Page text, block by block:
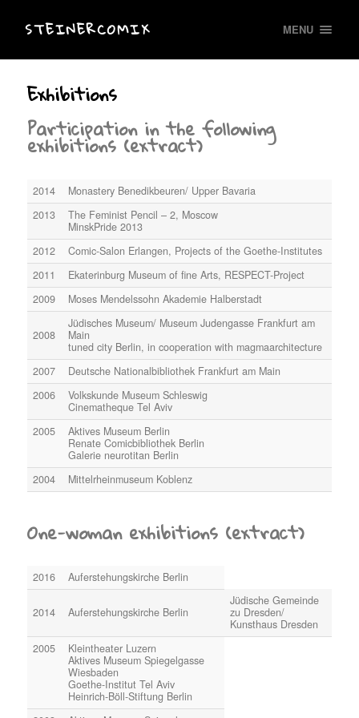
STEINERCOMIX MENU
Exhibitions
Participation in the following
exhibitions (extract)
2014
Monastery Benedikbeuren/ Upper Bavaria
2013
The Feminist Pencil – 2, Moscow
MinskPride 2013
2012
Comic-Salon Erlangen, Projects of the Goethe-Institutes
2011
Ekaterinburg Museum of fine Arts, RESPECT-Project
2009
Moses Mendelssohn Akademie Halberstadt
2008
Jüdisches Museum/ Museum Judengasse Frankfurt am
Main
tuned city Berlin, in cooperation with magmaarchitecture
2007
Deutsche Nationalbibliothek Frankfurt am Main
2006
Volkskunde Museum Schleswig
Cinematheque Tel Aviv
2005
Aktives Museum Berlin
Renate Comicbibliothek Berlin
Galerie neurotitan Berlin
2004
Mittelrheinmuseum Koblenz
One-woman exhibitions (extract)
2016 Auferstehungskirche Berlin
2014 Auferstehungskirche Berlin
Jüdische Gemeinde
zu Dresden/
Kunsthaus Dresden
2005
Kleintheater Luzern
Aktives Museum Spiegelgasse
Wiesbaden
Goethe-Institut Tel Aviv
Heinrich-Böll-Stiftung Berlin